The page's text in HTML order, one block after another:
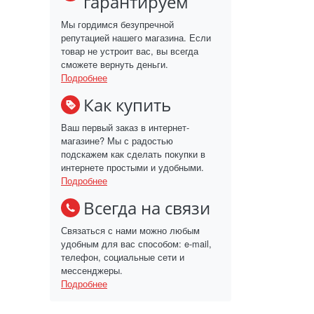
Мы гордимся безупречной
репутацией нашего магазина. Если
товар не устроит вас, вы всегда
сможете вернуть деньги.
Подробнее
Как купить
Ваш первый заказ в интернет-
магазине? Мы с радостью
подскажем как сделать покупки в
интернете простыми и удобными.
Подробнее
Всегда на связи
Связаться с нами можно любым
удобным для вас способом: e-mail,
телефон, социальные сети и
мессенджеры.
Подробнее